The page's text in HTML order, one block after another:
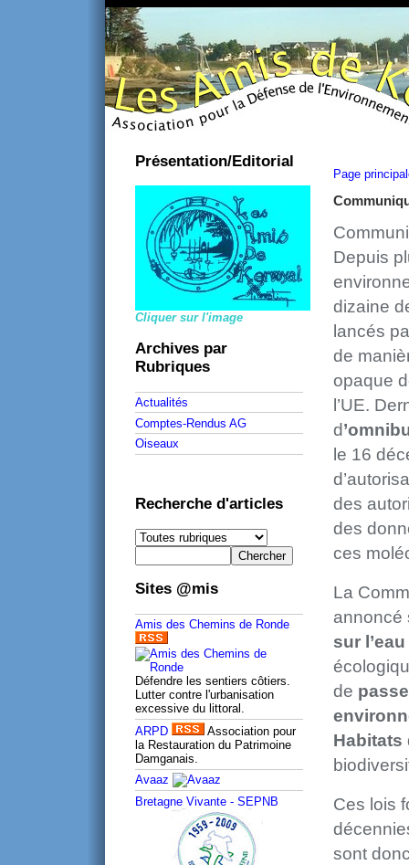
Page
Depuis
dizaine
lancés
de
opaque
l’UE.
d
le 16
des
des
ces
La
annoncé
sur l’eau
de
Habitats
Ces lois
sont
Présentation/Editorial
Cliquer sur l'image
Archives par
Rubriques
Actualités
Comptes-Rendus AG
Oiseaux
Recherche d'articles
Sites @mis
Amis des Chemins de Ronde
Défendre les sentiers côtiers.
Lutter contre l'urbanisation
excessive du littoral.
ARPD
Association pour
la Restauration du Patrimoine
Damganais.
Avaaz
Bretagne Vivante - SEPNB